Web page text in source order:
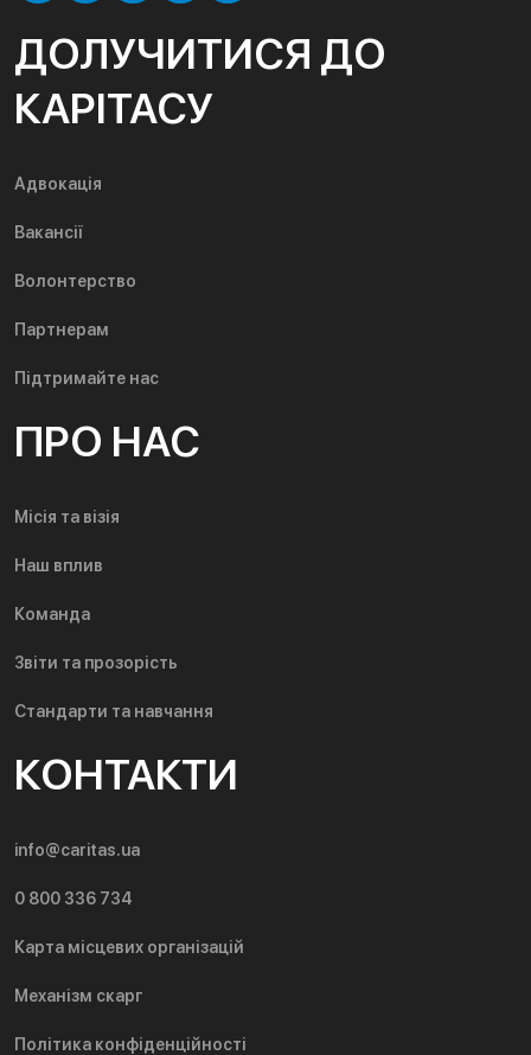
ДОЛУЧИТИСЯ ДО
КАРІТАСУ
Адвокація
Вакансії
Волонтерство
Партнерам
Підтримайте нас
ПРО НАС
Місія та візія
Наш вплив
Команда
Звіти та прозорість
Стандарти та навчання
КОНТАКТИ
info@caritas.ua
0 800 336 734
Карта місцевих організацій
Механізм скарг
Політика конфіденційності